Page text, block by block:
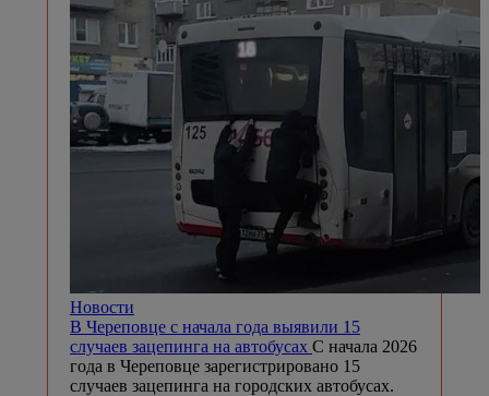
Новости
В Череповце с начала года выявили 15
случаев зацепинга на автобусах С начала 2026
года в Череповце зарегистрировано 15
случаев зацепинга на городских автобусах.